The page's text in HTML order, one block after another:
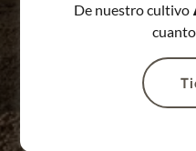
Todo
De nuestro cultivo